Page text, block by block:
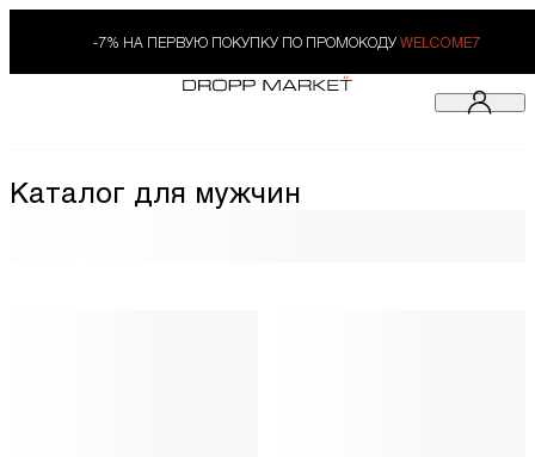
-7% НА ПЕРВУЮ ПОКУПКУ ПО ПРОМОКОДУ WELCOME7
Каталог для мужчин